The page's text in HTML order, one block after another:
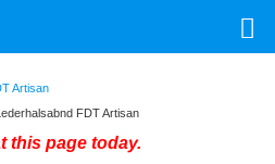
Artisan
FDT Artisan
this page today.